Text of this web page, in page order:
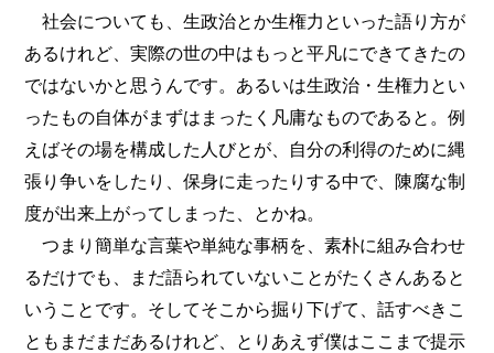
社会についても、生政治とか生権力といった語り方が
あるけれど、実際の世の中はもっと平凡にできてきたの
ではないかと思うんです。あるいは生政治・生権力とい
ったもの自体がまずはまったく凡庸なものであると。例
えばその場を構成した人びとが、自分の利得のために縄
張り争いをしたり、保身に走ったりする中で、陳腐な制
度が出来上がってしまった、とかね。
つまり簡単な言葉や単純な事柄を、素朴に組み合わせ
るだけでも、まだ語られていないことがたくさんあると
いうことです。そしてそこから掘り下げて、話すべきこ
ともまだまだあるけれど、とりあえず僕はここまで提示